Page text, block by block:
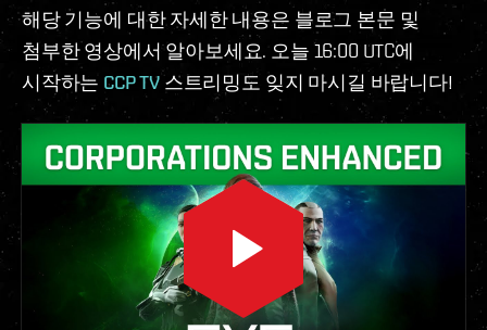
해당 기능에 대한 자세한 내용은 블로그 본문 및
첨부한 영상에서 알아보세요. 오늘 16:00 UTC에
시작하는 CCP TV스트리밍도 잊지 마시길 바랍니다!